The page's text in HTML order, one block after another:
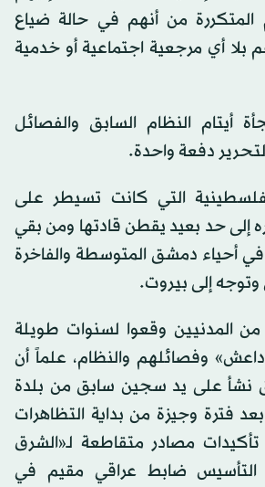
من أنهم في حالة ضياع
بلا أي مرجعية اجتماعية أو خدمية
أيتام النظام السابق والفصائل
دفعة واحدة.
التي كانت تسيطر على
إلى حد بعيد يقطن قادتها ومن بقي
أحياء دمشق المتوسطة والفاخرة
إلى بيروت.
المدنيين وقعوا لسنوات طويلة
وفصائلهم والنظام، علماً أن
نشأ على يد سجين سابق من بلدة
فترة وجيزة من بداية التظاهرات
تأكيدات مصادر متقاطعة لـ«الشرق
التأسيس ضابط عراقي مقيم في